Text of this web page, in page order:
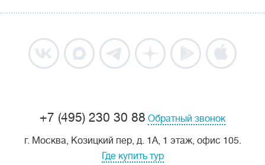
+7 (495) 230 30 88 Обратный звонок
г. Москва, Козицкий пер, д. 1А, 1 этаж, офис 105.
Где купить тур